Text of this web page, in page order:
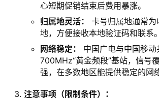
心短期促销结束后费用暴涨。
归属地灵活：
卡号归属地通常为
地，方便接收本地验证码和联系。
网络稳定：
中国广电与中国移动
700MHz“黄金频段”基站，信号
强，在多数地区能提供稳定的网
注意事项（限制条件）：